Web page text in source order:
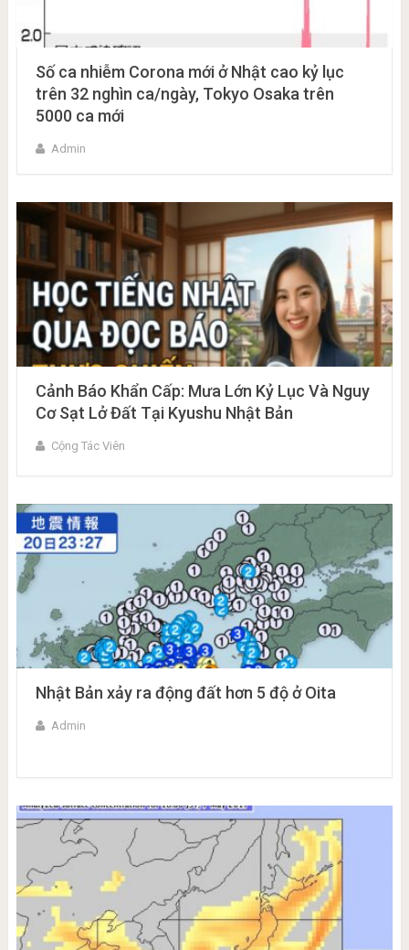
Số ca nhiễm Corona mới ở Nhật cao kỷ lục
trên 32 nghìn ca/ngày, Tokyo Osaka trên
5000 ca mới
Admin
Cảnh Báo Khẩn Cấp: Mưa Lớn Kỷ Lục Và Nguy
Cơ Sạt Lở Đất Tại Kyushu Nhật Bản
Cộng Tác Viên
Nhật Bản xảy ra động đất hơn 5 độ ở Oita
Admin